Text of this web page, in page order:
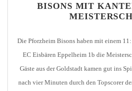
BISONS MIT
Die Pforzheim Bisons haben mit einem
EC Eisbären Eppelheim 1b die
Gäste aus der Goldstadt kamen gut ins
nach vier Minuten durch den Topscorer